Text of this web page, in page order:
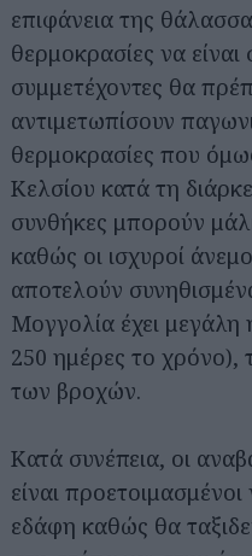
επιφάνεια της
θερμοκρασίες να είναι
συμμετέχοντες θα
αντιμετωπίσουν
θερμοκρασίες που
Κελσίου κατά τη
συνθήκες μπορούν
καθώς οι ισχυροί
αποτελούν
Μογγολία έχει μεγάλη
250 ημέρες το χρόνο),
των βροχών.
Κατά συνέπεια, οι
είναι
εδάφη καθώς θα